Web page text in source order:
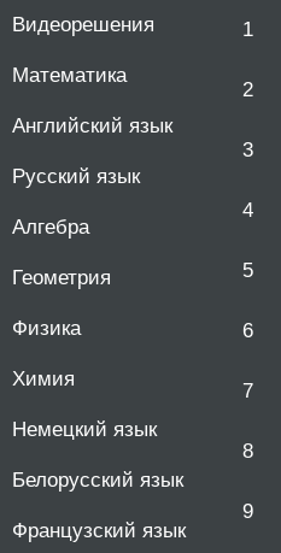
Видеорешения
Математика
Английский язык
Русский язык
Алгебра
Геометрия
Физика
Химия
Немецкий язык
Белорусский язык
Французский язык
1
2
3
4
5
6
7
8
9